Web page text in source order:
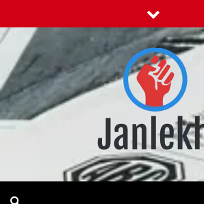
to
content
News for Public